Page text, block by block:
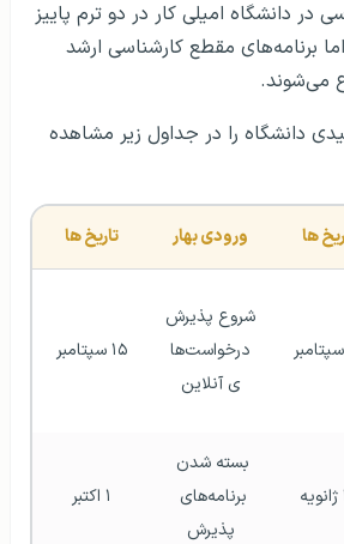
دانشگاه امیلی کار در دو ترم پاییز
برنامه‌های مقطع کارشناسی ارشد
می‌شوند.
دانشگاه را در جداول زیر مشاهده
ها ورودی بهار تاریخ ها
درخواست‌ها
ی آنلاین
۱۵ سپتامبر
پذیرش
۱ اکتبر